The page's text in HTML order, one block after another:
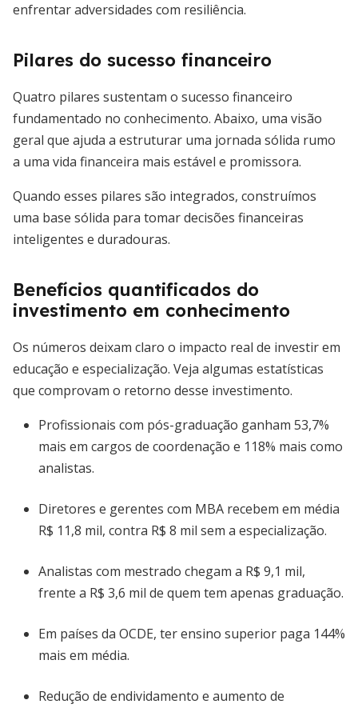
enfrentar adversidades com resiliência.
Pilares do sucesso financeiro
Quatro pilares sustentam o sucesso financeiro
fundamentado no conhecimento. Abaixo, uma visão
geral que ajuda a estruturar uma jornada sólida rumo
a uma vida financeira mais estável e promissora.
Quando esses pilares são integrados, construímos
uma base sólida para tomar decisões financeiras
inteligentes e duradouras.
Benefícios quantificados do
investimento em conhecimento
Os números deixam claro o impacto real de investir em
educação e especialização. Veja algumas estatísticas
que comprovam o retorno desse investimento.
Profissionais com pós-graduação ganham 53,7%
mais em cargos de coordenação e 118% mais como
analistas.
Diretores e gerentes com MBA recebem em média
R$ 11,8 mil, contra R$ 8 mil sem a especialização.
Analistas com mestrado chegam a R$ 9,1 mil,
frente a R$ 3,6 mil de quem tem apenas graduação.
Em países da OCDE, ter ensino superior paga 144%
mais em média.
Redução de endividamento e aumento de